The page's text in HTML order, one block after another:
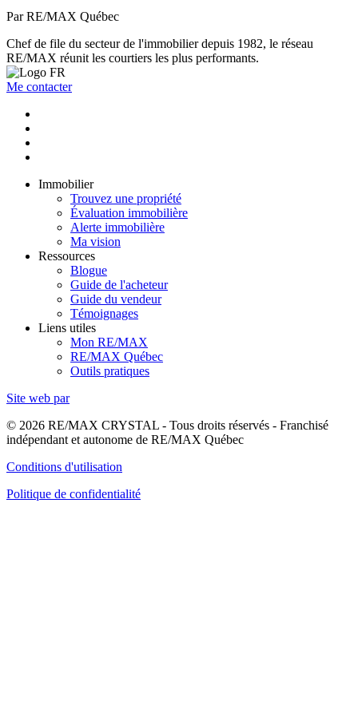
Par RE/MAX Québec
Chef de file du secteur de l'immobilier depuis 1982, le réseau
RE/MAX réunit les courtiers les plus performants.
Me contacter
Immobilier
Trouvez une propriété
Évaluation immobilière
Alerte immobilière
Ma vision
Ressources
Blogue
Guide de l'acheteur
Guide du vendeur
Témoignages
Liens utiles
Mon RE/MAX
RE/MAX Québec
Outils pratiques
Site web par
© 2026 RE/MAX CRYSTAL - Tous droits réservés - Franchisé
indépendant et autonome de RE/MAX Québec
Conditions d'utilisation
Politique de confidentialité